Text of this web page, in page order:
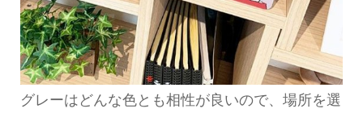
グレーはどんな色とも相性が良いので、場所を選